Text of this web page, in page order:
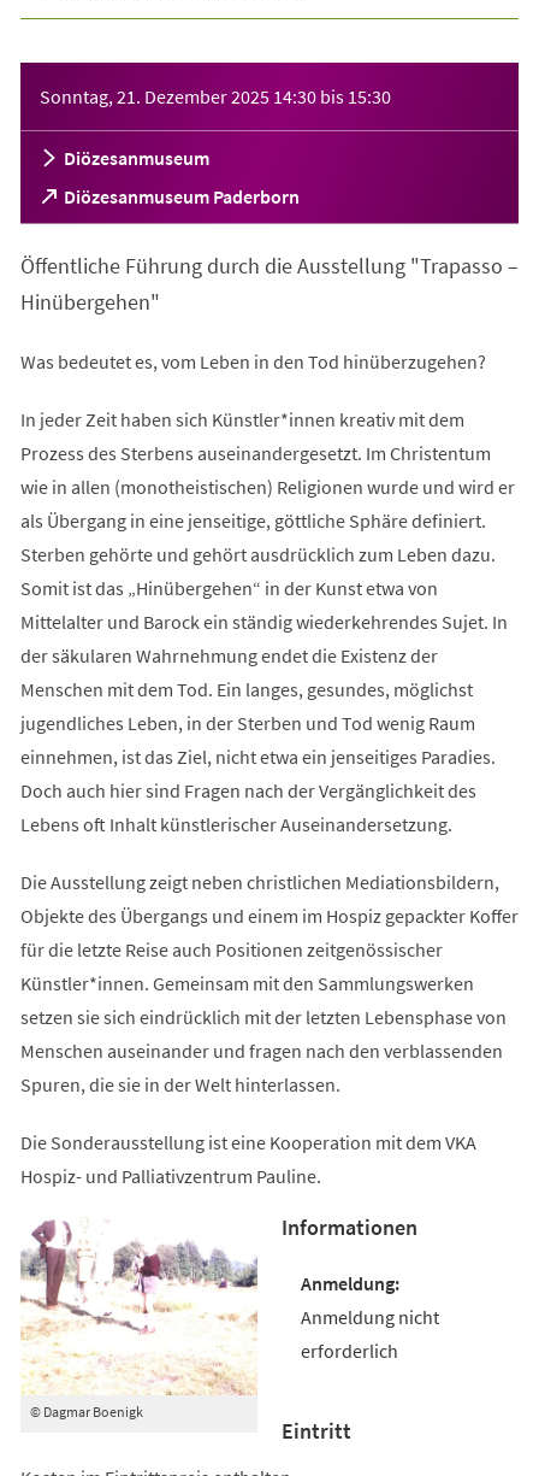
Sonntag, 21. Dezember 2025 14:30 bis 15:30
Diözesanmuseum
Diözesanmuseum Paderborn
(Öffnet
in
neuen
Tab)
Öffentliche Führung durch die Ausstellung "Trapasso –
Hinübergehen"
Was bedeutet es, vom Leben in den Tod hinüberzugehen?
In jeder Zeit haben sich Künstler*innen kreativ mit dem
Prozess des Sterbens auseinandergesetzt. Im Christentum
wie in allen (monotheistischen) Religionen wurde und wird er
als Übergang in eine jenseitige, göttliche Sphäre definiert.
Sterben gehörte und gehört ausdrücklich zum Leben dazu.
Somit ist das „Hinübergehen“ in der Kunst etwa von
Mittelalter und Barock ein ständig wiederkehrendes Sujet. In
der säkularen Wahrnehmung endet die Existenz der
Menschen mit dem Tod. Ein langes, gesundes, möglichst
jugendliches Leben, in der Sterben und Tod wenig Raum
einnehmen, ist das Ziel, nicht etwa ein jenseitiges Paradies.
Doch auch hier sind Fragen nach der Vergänglichkeit des
Lebens oft Inhalt künstlerischer Auseinandersetzung.
Die Ausstellung zeigt neben christlichen Mediationsbildern,
Objekte des Übergangs und einem im Hospiz gepackter Koffer
für die letzte Reise auch Positionen zeitgenössischer
Künstler*innen. Gemeinsam mit den Sammlungswerken
setzen sie sich eindrücklich mit der letzten Lebensphase von
Menschen auseinander und fragen nach den verblassenden
Spuren, die sie in der Welt hinterlassen.
Die Sonderausstellung ist eine Kooperation mit dem VKA
Hospiz- und Palliativzentrum Pauline.
© Dagmar Boenigk
Informationen
Anmeldung nicht
erforderlich
Eintritt